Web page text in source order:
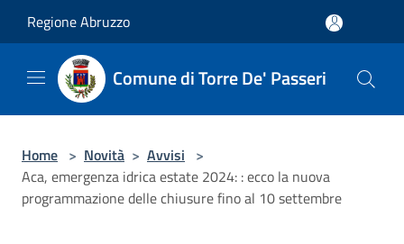
Regione Abruzzo
Comune di Torre De' Passeri
Home > Novità > Avvisi >
Aca, emergenza idrica estate 2024: : ecco la nuova
programmazione delle chiusure fino al 10 settembre